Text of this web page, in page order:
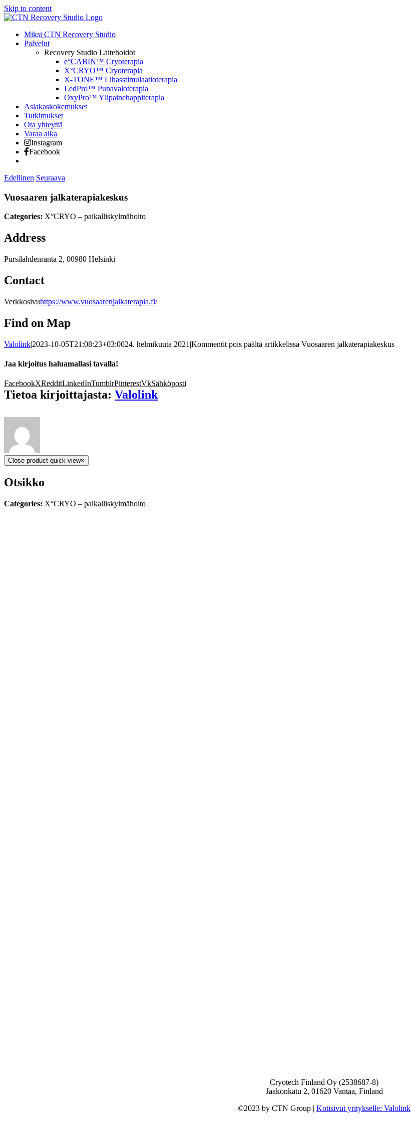
Skip to content
Miksi CTN Recovery Studio
Palvelut
Recovery Studio Laitehoidot
e°CABIN™ Cryoterapia
X°CRYO™ Cryoterapia
X-TONE™ Lihasstimulaatioterapia
LedPro™ Punavaloterapia
OxyPro™ Ylipainehappiterapia
Asiakaskokemukset
Tutkimukset
Ota yhteyttä
Varaa aika
Instagram
Facebook
Edellinen Seuraava
Vuosaaren jalkaterapiakeskus
Categories: X°CRYO – paikalliskylmähoito
Address
Pursilahdenranta 2, 00980 Helsinki
Contact
Verkkosivuhttps://www.vuosaarenjalkaterapia.fi/
Find on Map
Valolink|2023-10-05T21:08:23+03:0024. helmikuuta 2021 |Kommentit pois päältä artikkelissa Vuosaaren jalkaterapiakeskus
Jaa kirjoitus haluamallasi tavalla!
FacebookXRedditLinkedInTumblrPinterestVkSähköposti
Tietoa kirjoittajasta: Valolink
Close product quick view×
Otsikko
Categories: X°CRYO – paikalliskylmähoito
Cryotech Finland Oy (2538687-8)
Jaakonkatu 2, 01620 Vantaa, Finland
©2023 by CTN Group |Kotisivut yritykselle: Valolink